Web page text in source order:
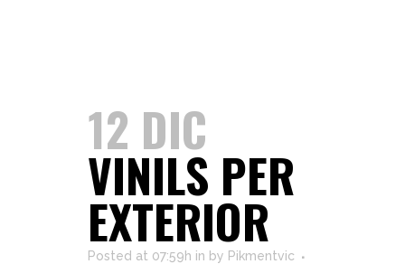
12 DIC
VINILS PER
EXTERIOR
Posted at 07:59h in by Pikmentvic